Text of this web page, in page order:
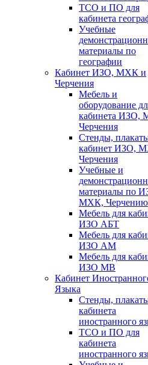
ТСО и ПО для
кабинета
Учебные
материалы по
географии
Кабинет ИЗО, МХК и
Черчения
Мебель и
оборудование
кабинета ИЗО,
Черчения
Стенды,
кабинет ИЗО,
Черчения
Учебные и
материалы по
МХК, Черчению
Мебель для
ИЗО АБТ
Мебель для
ИЗО АМ
Мебель для
ИЗО МВ
Кабинет
Языка
Стенды,
кабинета
иностранного
ТСО и ПО для
кабинета
иностранного